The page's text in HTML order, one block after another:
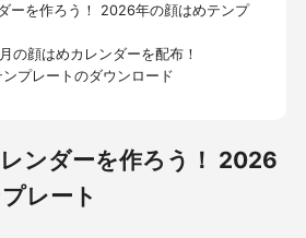
ーを作ろう！ 2026年の顔はめテンプ
の顔はめカレンダーを配布！
プレートのダウンロード
ンダーを作ろう！ 2026
レート